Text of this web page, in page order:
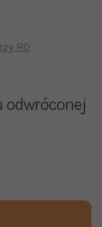
RO
odwróconej